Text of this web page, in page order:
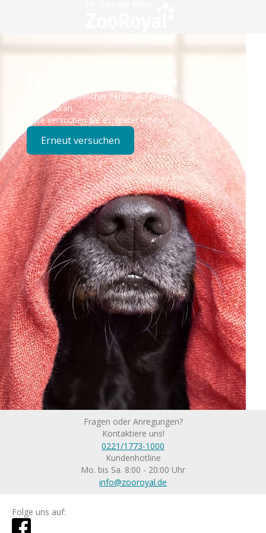
Technisches Problem
Es ist ein technischer Fehler aufgetreten – wir sind
bereits dran.
Bitte versuchen Sie es später erneut.
Erneut versuchen
Fragen oder Anregungen?
Kontaktiere uns!
0221/1773-1000
Kundenhotline
Mo. bis Sa. 8:00 - 20:00 Uhr
info@zooroyal.de
Folge uns auf: